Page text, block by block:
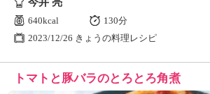
640kcal
130分
2023/12/26 きょうの料理レシピ
トマトと豚バラのとろとろ角煮